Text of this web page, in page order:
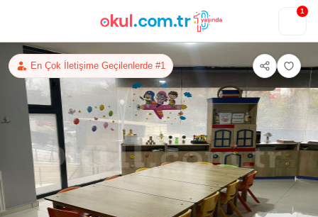
1
En Çok İletişime Geçilenlerde #1